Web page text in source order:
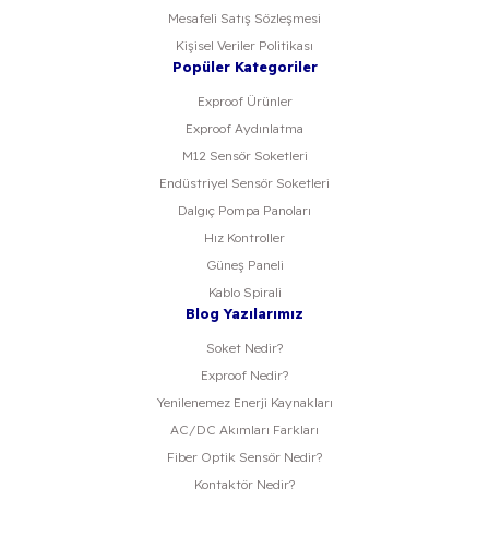
Mesafeli Satış Sözleşmesi
Kişisel Veriler Politikası
Popüler Kategoriler
Exproof Ürünler
Exproof Aydınlatma
M12 Sensör Soketleri
Endüstriyel Sensör Soketleri
Dalgıç Pompa Panoları
Hız Kontroller
Güneş Paneli
Kablo Spirali
Blog Yazılarımız
Soket Nedir?
Exproof Nedir?
Yenilenemez Enerji Kaynakları
AC/DC Akımları Farkları
Fiber Optik Sensör Nedir?
Kontaktör Nedir?